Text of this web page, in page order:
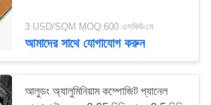
3 USD/SQM MOQ:600 এসকিউএম
আমাদের সাথে যোগাযোগ করুন
আলুডং অ্যালুমিনিয়াম কম্পোজিট প্যানেল